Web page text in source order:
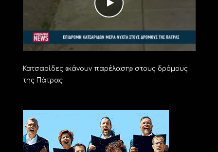
Κατσαρίδες «κάνουν παρέλαση» στους δρόμους
της Πάτρας